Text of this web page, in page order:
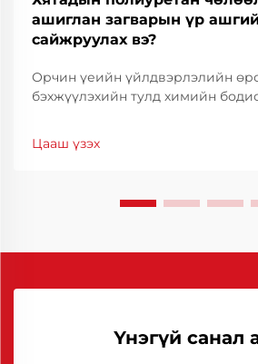
ашиглан загварын үр
сайжруулах вэ?
Орчин үеийн үйлдвэрлэлийн
бэхжүүлэхийн тулд химийн
байдаг. Молдын ажиллагааг
Цааш үзэх
Үнэгүй санал